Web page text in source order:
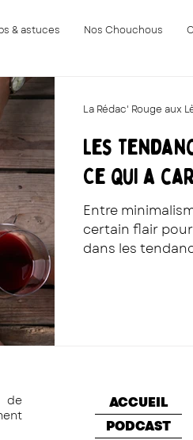
& astuces Nos Chouchous
Les
Ce qui a
Entre
certain flair
dans les
La Rédac' Rouge aux
de
ACCUEIL
PODCAST